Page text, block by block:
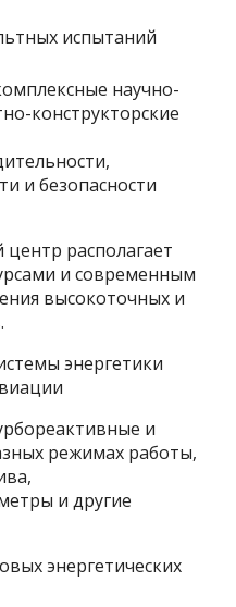
научно-
конструкторские
и безопасности
располагает
и современным
высокоточных и
энергетики
и
режимах работы,
и другие
энергетических